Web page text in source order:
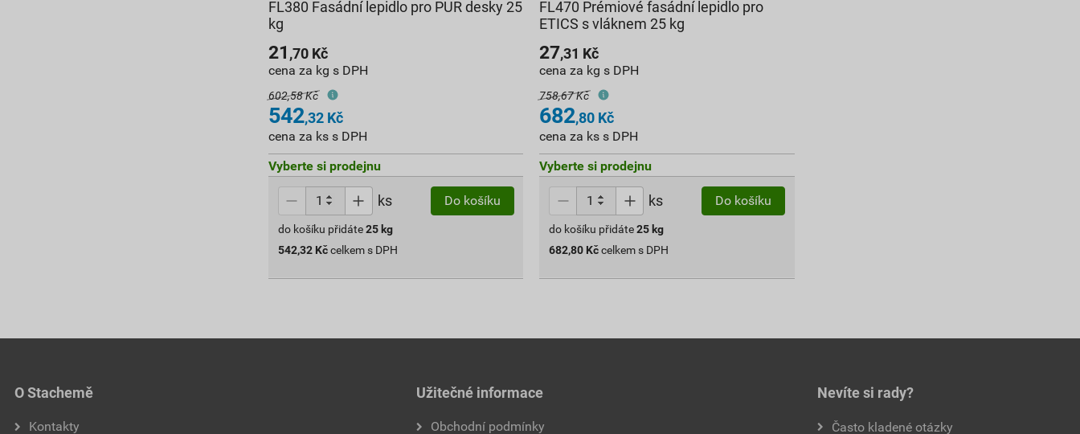
FL380 Fasádní lepidlo pro PUR desky 25
kg
21 ,70 Kč
cena za kg s DPH
602,58 Kč
542,32 Kč
cena za ks s DPH
Vyberte si prodejnu
ks Do košíku
do košíku přidáte 25 kg
542,32 Kč celkem s DPH
FL470 Prémiové fasádní lepidlo pro
ETICS s vláknem 25 kg
27,31 Kč
cena za kg s DPH
758,67 Kč
682,80 Kč
cena za ks s DPH
Vyberte si prodejnu
ks Do košíku
do košíku přidáte25 kg
682,80 Kčcelkem s DPH
O Stachemě
Kontakty
Užitečné informace
Obchodní podmínky
Nevíte si rady?
Často kladené otázky